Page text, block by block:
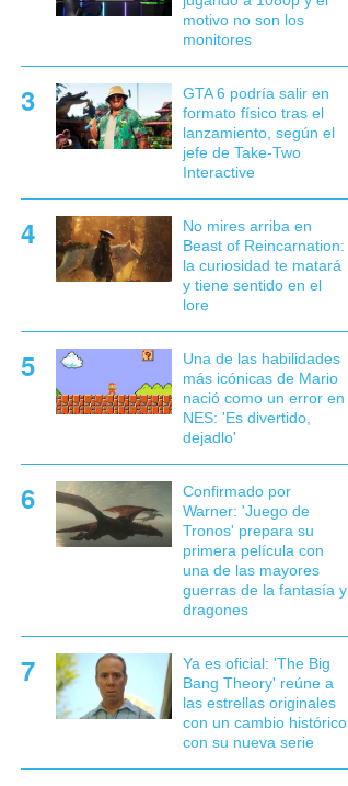
motivo no son los
monitores
GTA 6 podría salir en
formato físico tras el
lanzamiento, según el
jefe de Take-Two
Interactive
No mires arriba en
Beast of Reincarnation:
la curiosidad te matará
y tiene sentido en el
lore
Una de las habilidades
más icónicas de Mario
nació como un error en
NES: 'Es divertido,
dejadlo'
Confirmado por
Warner: 'Juego de
Tronos' prepara su
primera película con
una de las mayores
guerras de la fantasía y
dragones
Ya es oficial: 'The Big
Bang Theory' reúne a
las estrellas originales
con un cambio histórico
con su nueva serie